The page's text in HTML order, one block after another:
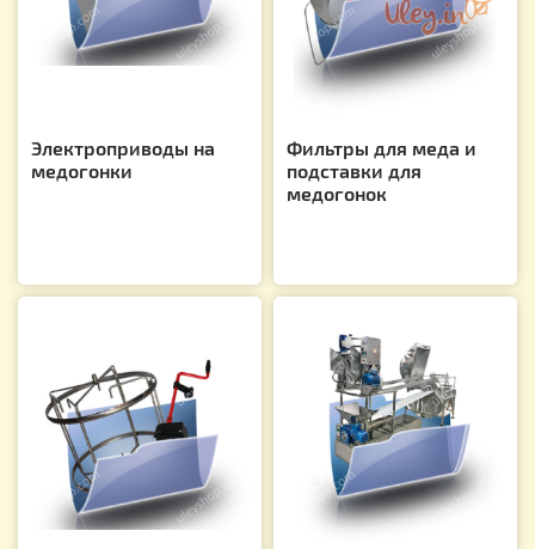
Электроприводы на
медогонки
Фильтры для меда и
подставки для
медогонок